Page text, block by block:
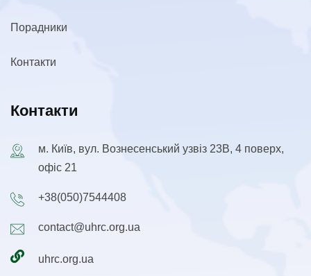
Порадники
Контакти
Контакти
м. Київ, вул. Вознесенський узвіз 23В, 4 поверх,
офіс 21
+38(050)7544408
contact@uhrc.org.ua
uhrc.org.ua